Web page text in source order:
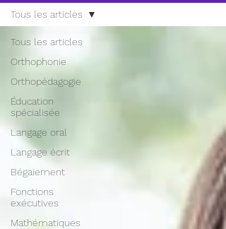
Tous les articles
Orthophonie
Orthopédagogie
Éducation
spécialisée
Langage oral
Langage écrit
Bégaiement
Fonctions
exécutives
Mathématiques
Tous les articles